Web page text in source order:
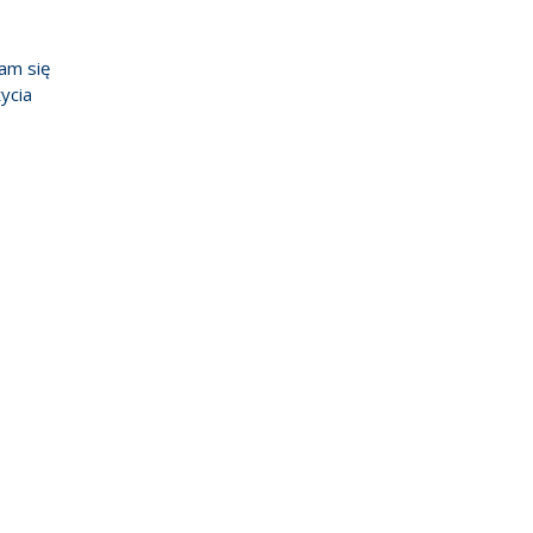
się